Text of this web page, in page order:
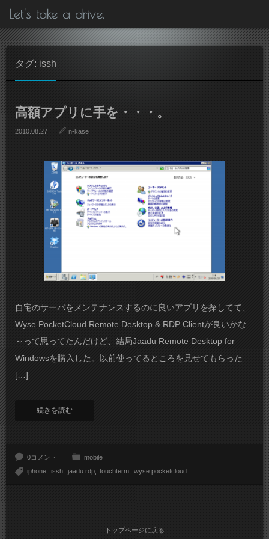
Let's take a drive.
タグ: issh
高額アプリに手を・・・。
2010.08.27 n-kase
自宅のサーバをメンテナンスするのに良いアプリを探してて、
Wyse PocketCloud Remote Desktop & RDP Clientが良いかな
～って思ってたんだけど、結局Jaadu Remote Desktop for
Windowsを購入した。以前使ってるところを見せてもらった
[…]
続きを読む
0コメント
mobile
iphone
issh jaadu rdp touchterm wyse pocketcloud
トップページに戻る